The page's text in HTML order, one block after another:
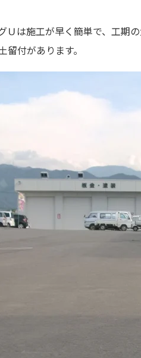
Ｕは施工が早く簡単で、工期
留付があります。